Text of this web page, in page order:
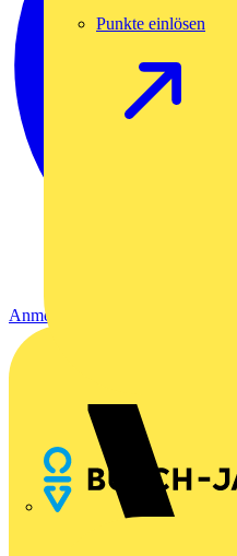
Punkte einlösen
Anmelden